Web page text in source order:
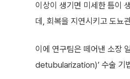
이상이 생기면 미세한 틈이
데, 회복을 지연시키고 도뇨
이에 연구팀은 떼어낸 소장
detubularization)’ 수술 기